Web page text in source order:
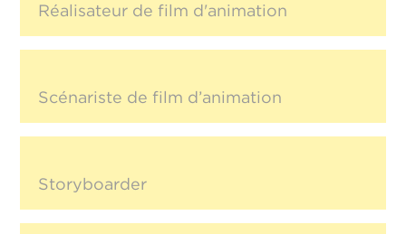
Réalisateur de film d'animation
Scénariste de film d’animation
Storyboarder